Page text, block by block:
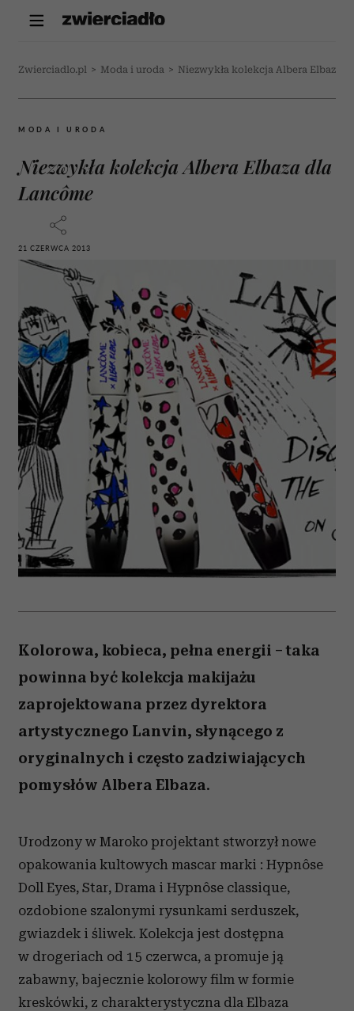
Zwierciadlo.pl > Moda i uroda > Niezwykła kolekcja Albera Elbaza
MODA I URODA
Niezwykła kolekcja Albera Elbaza dla
Lancôme
21 CZERWCA 2013
Kolorowa, kobieca, pełna energii – taka
powinna być kolekcja makijażu
zaprojektowana przez dyrektora
artystycznego Lanvin, słynącego z
oryginalnych i często zadziwiających
pomysłów Albera Elbaza.
Urodzony w Maroko projektant stworzył nowe
opakowania kultowych mascar marki : Hypnôse
Doll Eyes, Star, Drama i Hypnôse classique,
ozdobione szalonymi rysunkami serduszek,
gwiazdek i śliwek. Kolekcja jest dostępna
w drogeriach od 15 czerwca, a promuje ją
zabawny, bajecznie kolorowy film w formie
kreskówki, z charakterystyczna dla Elbaza